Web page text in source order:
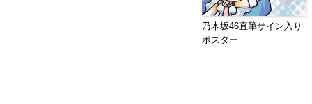
乃木坂46直筆サイン入り
ポスター